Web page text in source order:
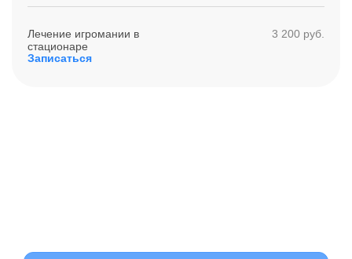
Лечение игромании в
стационаре
3 200 руб.
Записаться